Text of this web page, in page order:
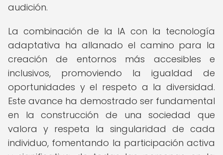
audición.
La combinación de la IA con la tecnología
adaptativa ha allanado el camino para la
creación de entornos más accesibles e
inclusivos, promoviendo la igualdad de
oportunidades y el respeto a la diversidad.
Este avance ha demostrado ser fundamental
en la construcción de una sociedad que
valora y respeta la singularidad de cada
individuo, fomentando la participación activa